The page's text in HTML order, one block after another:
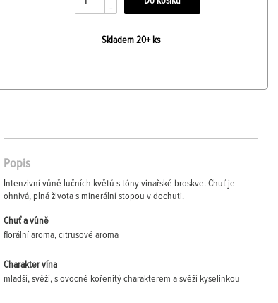
-
Skladem 20+ ks
Popis
Intenzivní vůně lučních květů s tóny vinařské broskve. Chuť je
ohnivá, plná života s minerální stopou v dochuti.
Chuť a vůně
florální aroma, citrusové aroma
Charakter vína
mladší, svěží, s ovocně kořenitý charakterem a svěží kyselinkou